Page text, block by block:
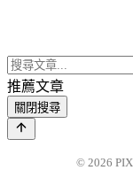
推薦文章
關閉搜尋
© 2026